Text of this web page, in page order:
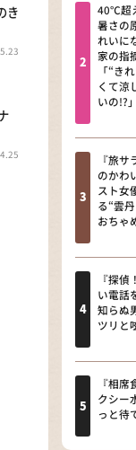
き
40℃超
暑さの
れいに
家の指
「“き
くて涼
いの!?」
『旅
のかわ
スト女
る“雲
おちゃ
『探
い電話
知らぬ
ツリと
『相
クシー
っと待